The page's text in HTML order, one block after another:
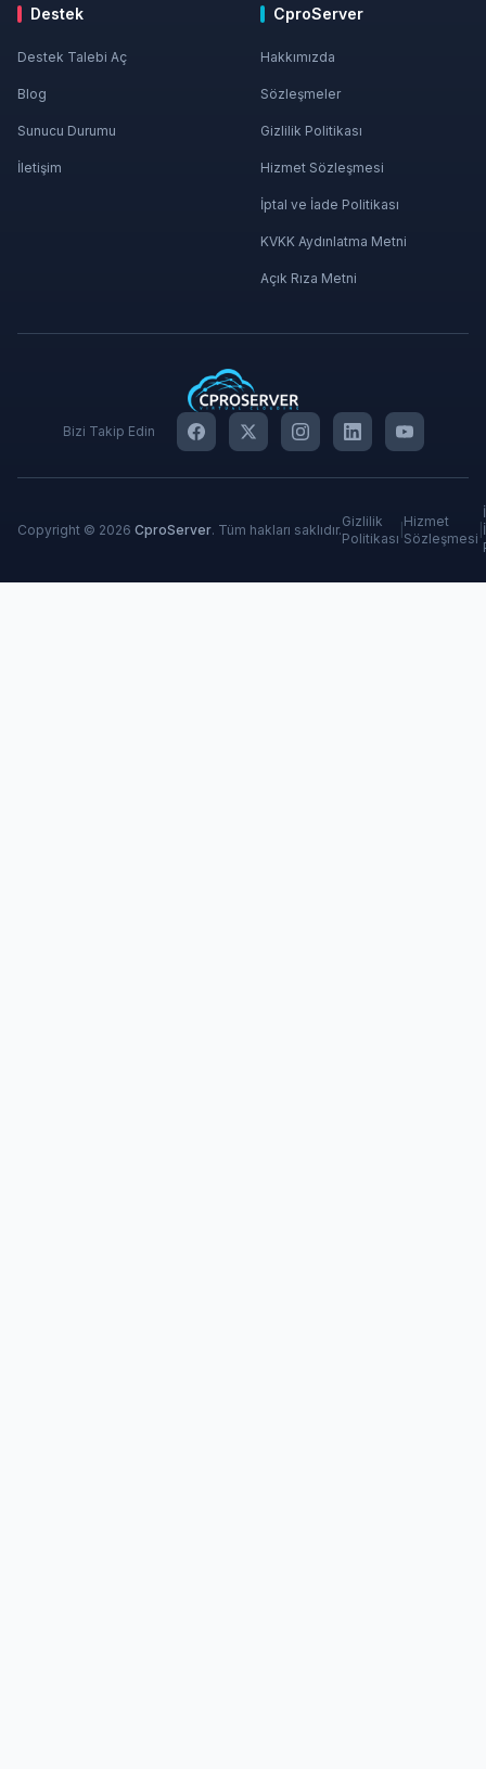
Destek
Destek Talebi Aç
Blog
Sunucu Durumu
İletişim
CproServer
Hakkımızda
Sözleşmeler
Gizlilik Politikası
Hizmet Sözleşmesi
İptal ve İade Politikası
KVKK Aydınlatma Metni
Açık Rıza Metni
Bizi Takip Edin
Copyright © 2026 CproServer. Tüm hakları saklıdır.
Gizlilik
Politikası
Hizmet
Sözleşmesi